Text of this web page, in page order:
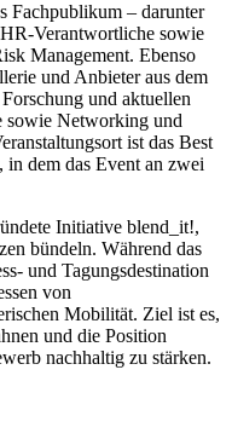
Fachpublikum – darunter
Verantwortliche sowie
Management. Ebenso
und Anbieter aus dem
und aktuellen
sowie Networking und
ist das Best
dem das Event an zwei
Initiative blend_it!,
bündeln. Während das
und Tagungsdestination
von
Mobilität. Ziel ist es,
und die Position
nachhaltig zu stärken.